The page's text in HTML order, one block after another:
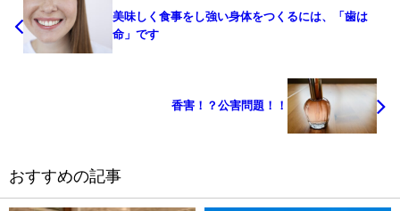
美味しく食事をし強い身体をつくるには、「歯は
命」です
香害！？公害問題！！
おすすめの記事